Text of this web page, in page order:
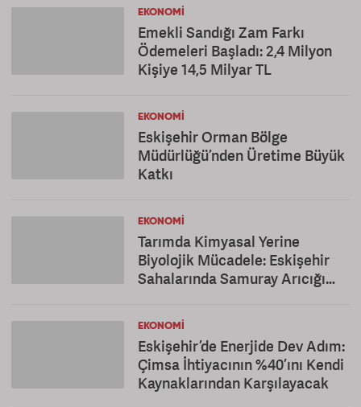
EKONOMI
Emekli Sandığı Zam Farkı
Ödemeleri Başladı: 2,4 Milyon
Kişiye 14,5 Milyar TL
EKONOMI
Eskişehir Orman Bölge
Müdürlüğü’nden Üretime Büyük
Katkı
EKONOMI
Tarımda Kimyasal Yerine
Biyolojik Mücadele: Eskişehir
Sahalarında Samuray Arıcığı
EKONOMI
Eskişehir’de Enerjide Dev Adım:
Çimsa İhtiyacının %40’ını Kendi
Kaynaklarından Karşılayacak